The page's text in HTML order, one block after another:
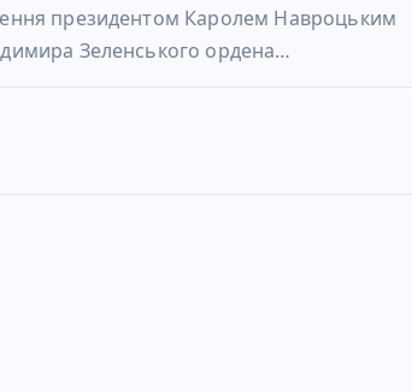
президентом Каролем Навроцьким
Зеленського ордена…